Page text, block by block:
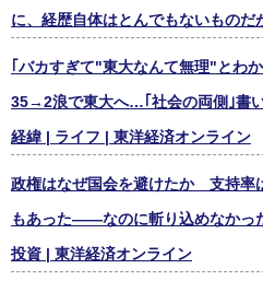
に、経歴自体はとんでもないもの
｢バカすぎて"東大なんて無理"とわ
35→2浪で東大へ…｢社会の両側｣書
経緯 | ライフ | 東洋経済オンライン
政権はなぜ国会を避けたか 支持率
もあった――なのに斬り込めなかっ
投資 | 東洋経済オンライン